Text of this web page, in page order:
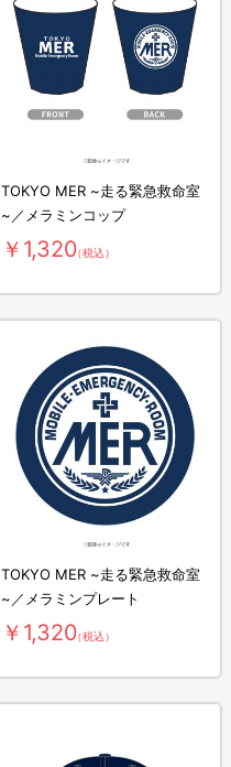
TOKYO MER ~走る緊急救命室
~／メラミンコップ
￥1,320（税込）
TOKYO MER ~走る緊急救命室
~／メラミンプレート
￥1,320（税込）